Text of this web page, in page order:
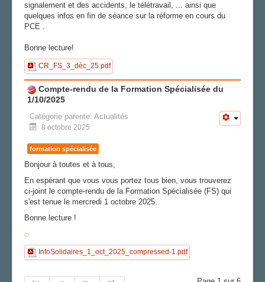
signalement et des accidents, le télétravail, ... ainsi que
quelques infos en fin de séance sur la réforme en cours du
PCE .
Bonne lecture!
CR_FS_3_déc_25.pdf
Compte-rendu de la Formation Spécialisée du
1/10/2025
Catégorie parente: Actualités
8 octobre 2025
formation spécialisée
Bonjour à toutes et à tous,
En espérant que vous vous portez tous bien, vous trouverez
ci-joint le compte-rendu de la Formation Spécialisée (FS) qui
s'est tenue le mercredi 1 octobre 2025.
Bonne lecture !
InfoSolidaires_1_oct_2025_compressed-1.pdf